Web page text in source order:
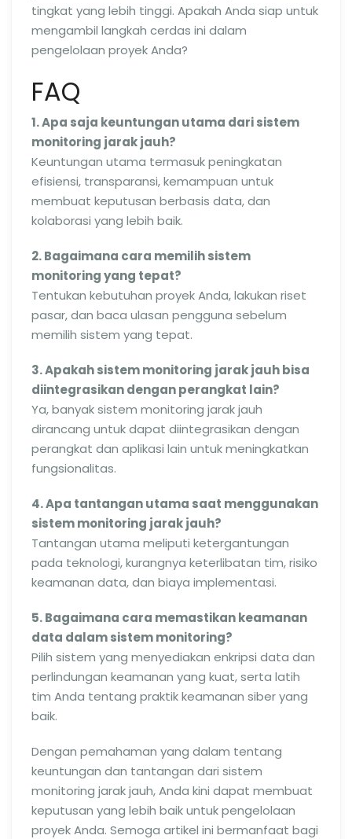
tingkat yang lebih tinggi. Apakah Anda siap untuk
mengambil langkah cerdas ini dalam
pengelolaan proyek Anda?
FAQ
1. Apa saja keuntungan utama dari sistem
monitoring jarak jauh?
Keuntungan utama termasuk peningkatan
efisiensi, transparansi, kemampuan untuk
membuat keputusan berbasis data, dan
kolaborasi yang lebih baik.
2. Bagaimana cara memilih sistem
monitoring yang tepat?
Tentukan kebutuhan proyek Anda, lakukan riset
pasar, dan baca ulasan pengguna sebelum
memilih sistem yang tepat.
3. Apakah sistem monitoring jarak jauh bisa
diintegrasikan dengan perangkat lain?
Ya, banyak sistem monitoring jarak jauh
dirancang untuk dapat diintegrasikan dengan
perangkat dan aplikasi lain untuk meningkatkan
fungsionalitas.
4. Apa tantangan utama saat menggunakan
sistem monitoring jarak jauh?
Tantangan utama meliputi ketergantungan
pada teknologi, kurangnya keterlibatan tim, risiko
keamanan data, dan biaya implementasi.
5. Bagaimana cara memastikan keamanan
data dalam sistem monitoring?
Pilih sistem yang menyediakan enkripsi data dan
perlindungan keamanan yang kuat, serta latih
tim Anda tentang praktik keamanan siber yang
baik.
Dengan pemahaman yang dalam tentang
keuntungan dan tantangan dari sistem
monitoring jarak jauh, Anda kini dapat membuat
keputusan yang lebih baik untuk pengelolaan
proyek Anda. Semoga artikel ini bermanfaat bagi